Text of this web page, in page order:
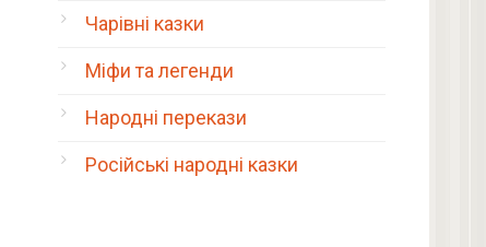
Чарівні казки
Міфи та легенди
Народні перекази
Російські народні казки